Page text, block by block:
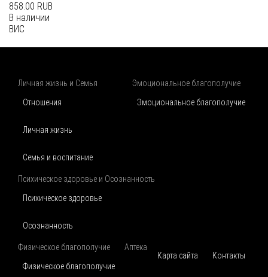
858.00 RUB
В наличии
ВИС
Личная жизнь и Семья
Отношения
Личная жизнь
Семья и воспитание
Эмоциональное благополучие
Эмоциональное благополучие
Психическое здоровье и Осознанность
Психическое здоровье
Осознанность
Физическое благополучие
Физическое благополучие
Аптека
Карта сайта
Контакты